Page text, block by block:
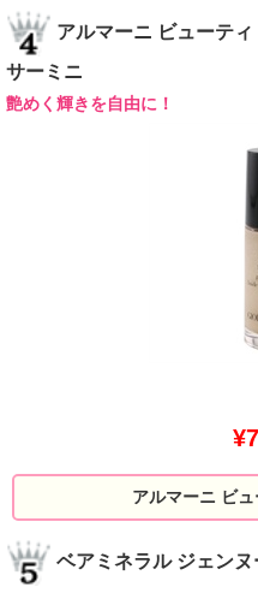
アルマーニ ビューテ
サーミニ
艶めく輝きを自由に！
アルマーニ ビ
ベアミネラル ジェン